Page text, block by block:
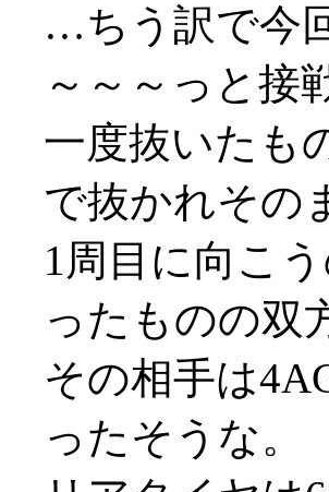
…ちう訳で今
～～～っと接
一度抜いたも
で抜かれその
1周目に向こ
ったものの双
その相手は
ったそうな。